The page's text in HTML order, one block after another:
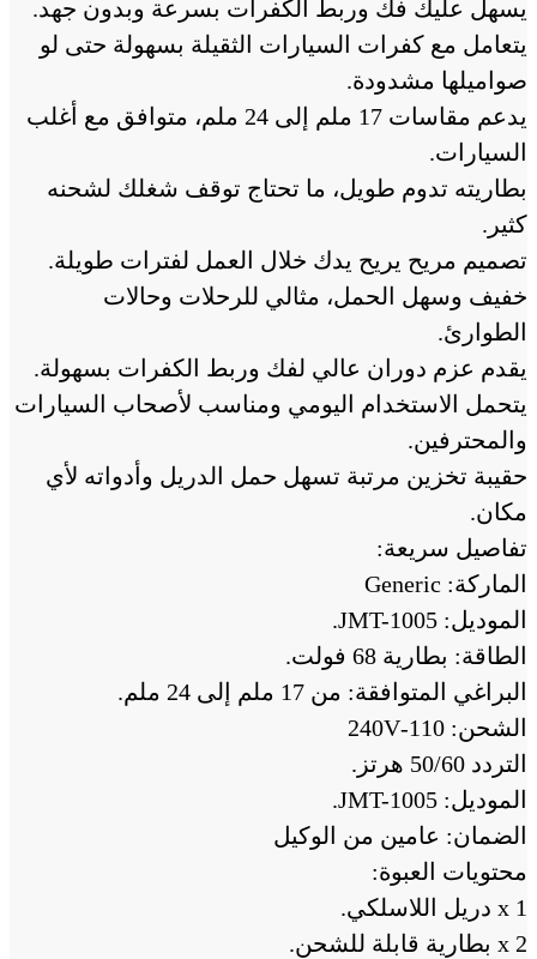
يسهل عليك فك وربط الكفرات بسرعة وبدون جهد.
يتعامل مع كفرات السيارات الثقيلة بسهولة حتى لو
صواميلها مشدودة.
يدعم مقاسات 17 ملم إلى 24 ملم، متوافق مع أغلب
السيارات.
بطاريته تدوم طويل، ما تحتاج توقف شغلك لشحنه
كثير.
تصميم مريح يريح يدك خلال العمل لفترات طويلة.
خفيف وسهل الحمل، مثالي للرحلات وحالات
الطوارئ.
يقدم عزم دوران عالي لفك وربط الكفرات بسهولة.
يتحمل الاستخدام اليومي ومناسب لأصحاب السيارات
والمحترفين.
حقيبة تخزين مرتبة تسهل حمل الدريل وأدواته لأي
مكان.
تفاصيل سريعة:
الماركة: Generic
الموديل: JMT-1005.
الطاقة: بطارية 68 فولت.
البراغي المتوافقة: من 17 ملم إلى 24 ملم.
الشحن: 110-240V
التردد 50/60 هرتز.
الموديل: JMT-1005.
الضمان: عامين من الوكيل
محتويات العبوة:
1 x دريل اللاسلكي.
2 x بطارية قابلة للشحن.